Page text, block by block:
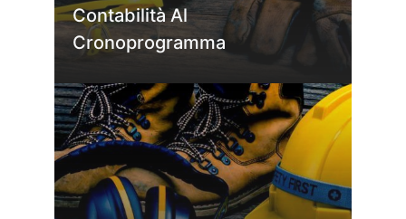
Contabilità Al
Cronoprogramma